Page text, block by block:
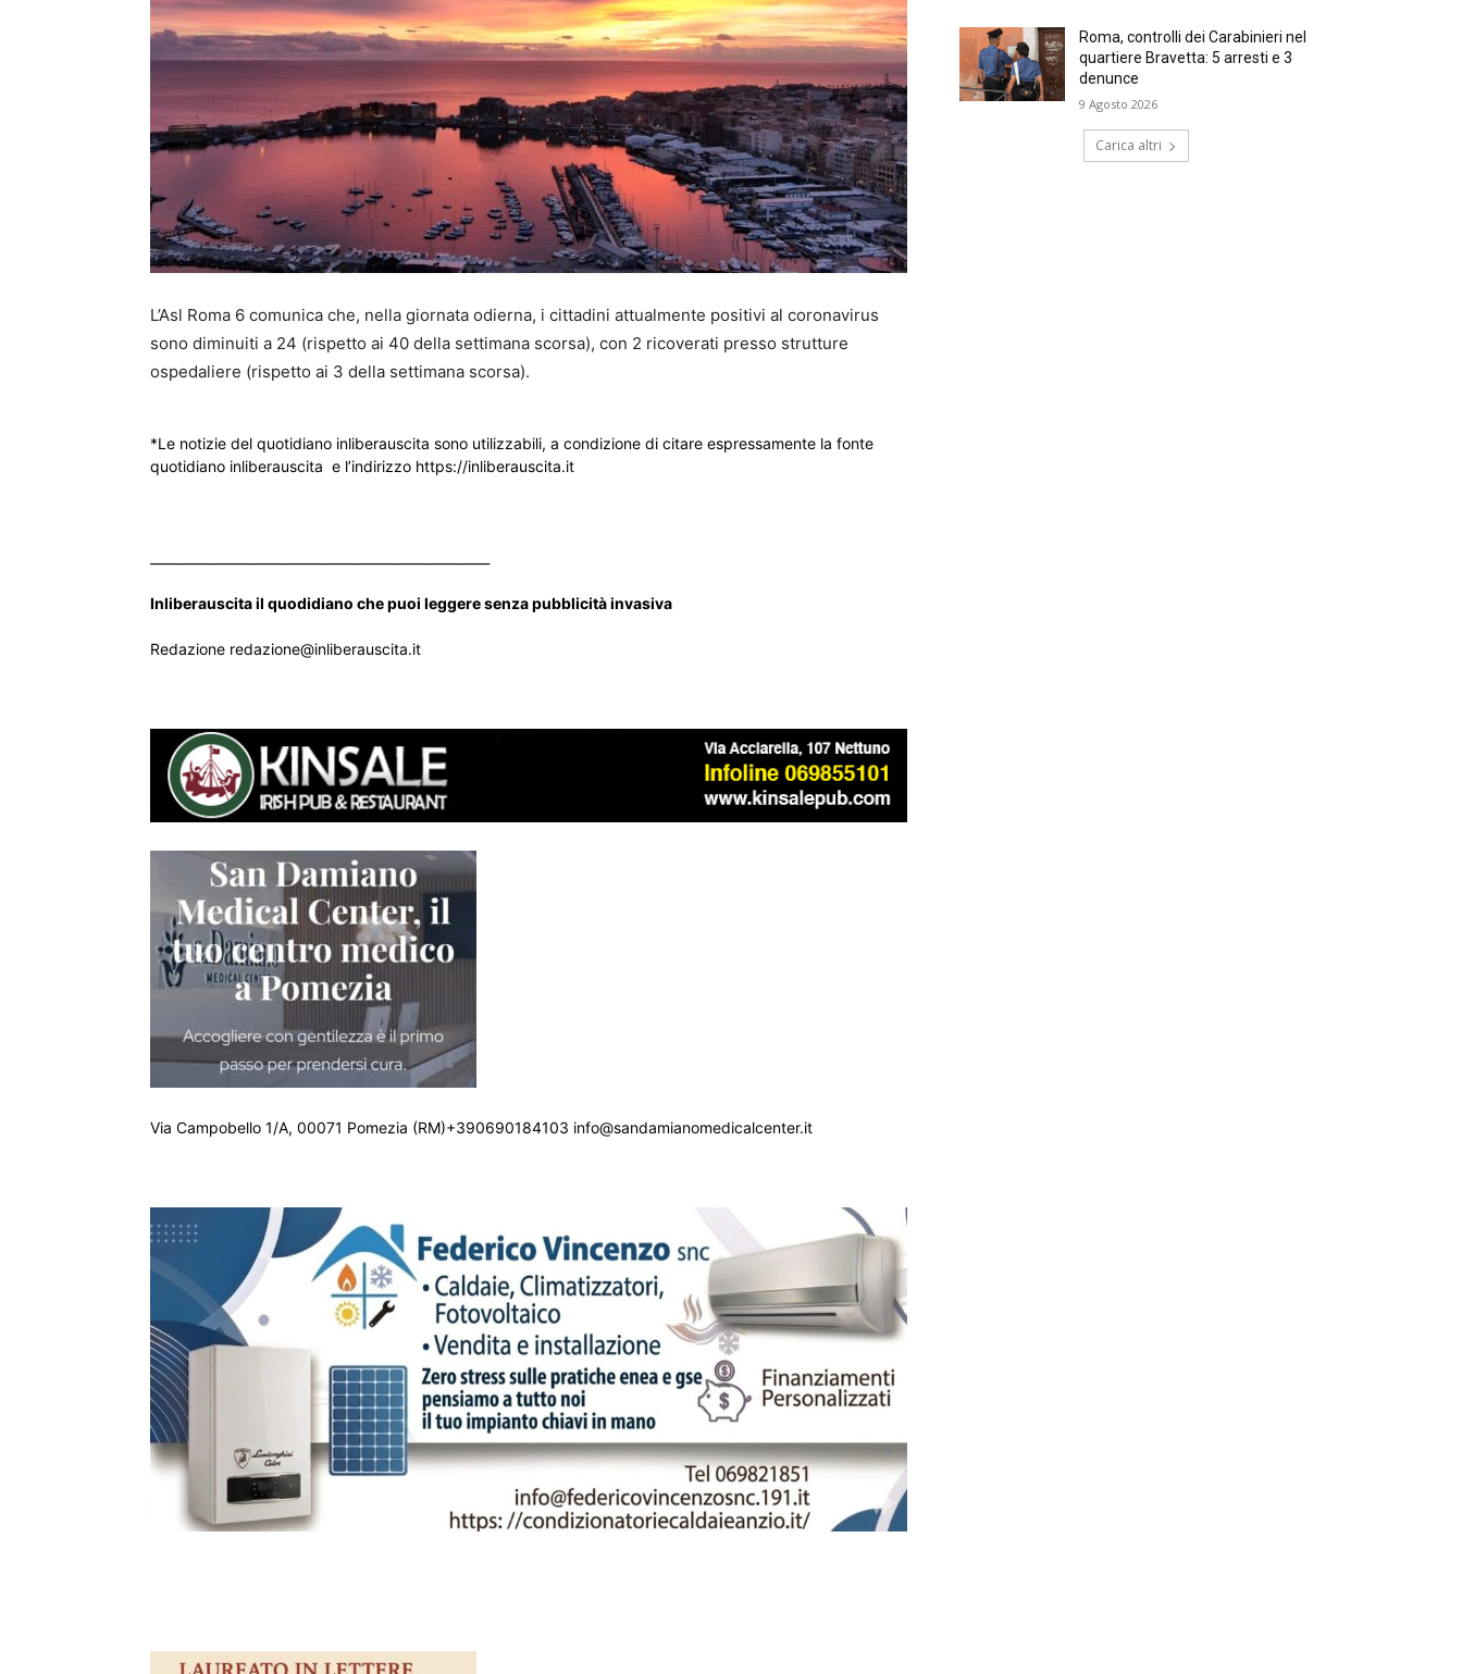
L’Asl Roma 6 comunica che, nella giornata odierna, i cittadini attualmente positivi al coronavirus
sono diminuiti a 24 (rispetto ai 40 della settimana scorsa), con 2 ricoverati presso strutture
ospedaliere (rispetto ai 3 della settimana scorsa).
*Le notizie del quotidiano inliberauscita sono utilizzabili, a condizione di citare espressamente la fonte
quotidiano inliberauscita e l’indirizzo https://inliberauscita.it
Inliberauscita il quodidiano che puoi leggere senza pubblicità invasiva
Redazione redazione@inliberauscita.it
Via Campobello 1/A, 00071 Pomezia (RM)+390690184103 info@sandamianomedicalcenter.it
Roma, controlli dei Carabinieri nel
quartiere Bravetta: 5 arresti e 3
denunce
9 Agosto 2026
Carica altri